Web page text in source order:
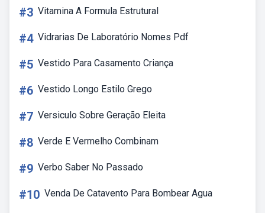
#3 Vitamina A Formula Estrutural
#4 Vidrarias De Laboratório Nomes Pdf
#5 Vestido Para Casamento Criança
#6 Vestido Longo Estilo Grego
#7 Versiculo Sobre Geração Eleita
#8 Verde E Vermelho Combinam
#9 Verbo Saber No Passado
#10 Venda De Catavento Para Bombear Agua